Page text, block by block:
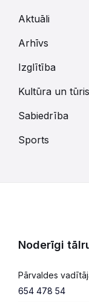
Aktuāli
Arhīvs
Izglītība
Kultūra un
Sabiedrība
Sports
Noderīgi
Pārvaldes
654 478 54